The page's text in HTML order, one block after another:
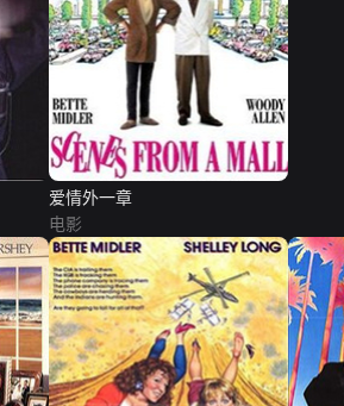
爱情外一章
电影